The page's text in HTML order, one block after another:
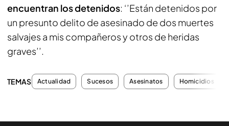
encuentran los detenidos: ‘’Están detenidos por
un presunto delito de asesinado de dos muertes
salvajes a mis compañeros y otros de heridas
graves’’.
TEMAS Actualidad Sucesos Asesinatos Homicidios